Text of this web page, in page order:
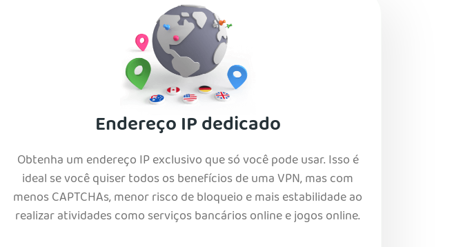
Endereço IP dedicado
Obtenha um endereço IP exclusivo que só você pode usar. Isso é
ideal se você quiser todos os benefícios de uma VPN, mas com
menos CAPTCHAs, menor risco de bloqueio e mais estabilidade ao
realizar atividades como serviços bancários online e jogos online.